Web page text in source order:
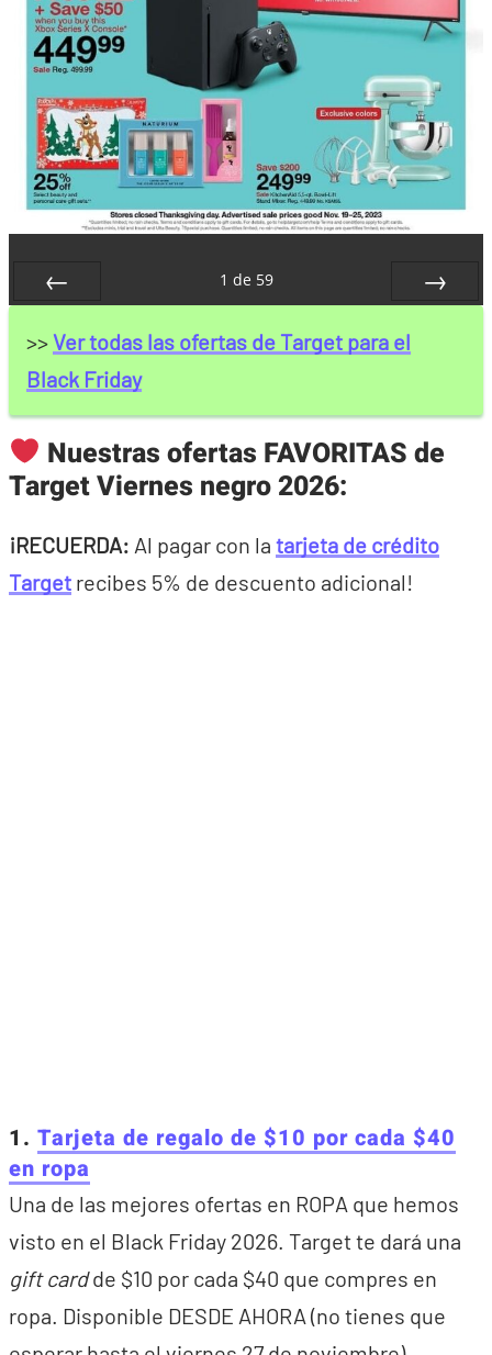
1 de 59
>>Ver todas las ofertas de Target para el
Black Friday
Nuestras ofertas FAVORITAS de
Target Viernes negro 2026:
¡RECUERDA: Al pagar con la tarjeta de crédito
Target recibes 5% de descuento adicional!
1. Tarjeta de regalo de $10 por cada $40
en ropa
Una de las mejores ofertas en ROPA que hemos
visto en el Black Friday 2026. Target te dará una
gift cardde $10 por cada $40 que compres en
ropa. Disponible DESDE AHORA (no tienes que